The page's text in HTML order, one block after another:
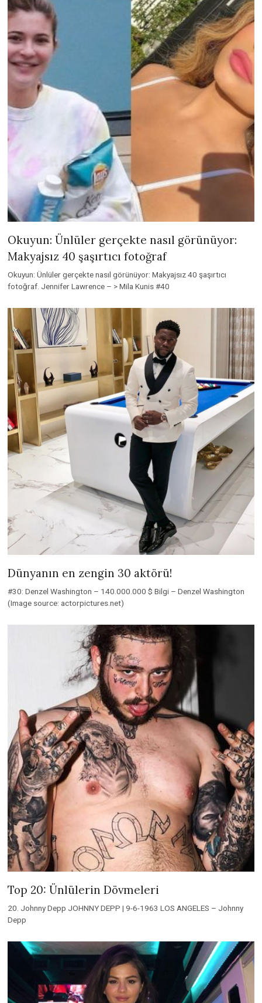
Okuyun: Ünlüler gerçekte nasıl görünüyor:
Makyajsız 40 şaşırtıcı fotoğraf
Okuyun: Ünlüler gerçekte nasıl görünüyor: Makyajsız 40 şaşırtıcı
fotoğraf. Jennifer Lawrence – > Mila Kunis #40
Dünyanın en zengin 30 aktörü!
#30: Denzel Washington – 140.000.000 $ Bilgi – Denzel Washington
(Image source: actorpictures.net)
Top 20: Ünlülerin Dövmeleri
20. Johnny Depp JOHNNY DEPP | 9-6-1963 LOS ANGELES – Johnny
Depp